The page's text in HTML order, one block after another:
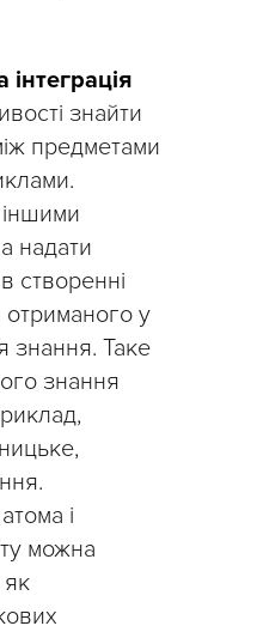
знайти
предметами
надати
створенні
отриманого у
знання. Таке
знання
і
можна